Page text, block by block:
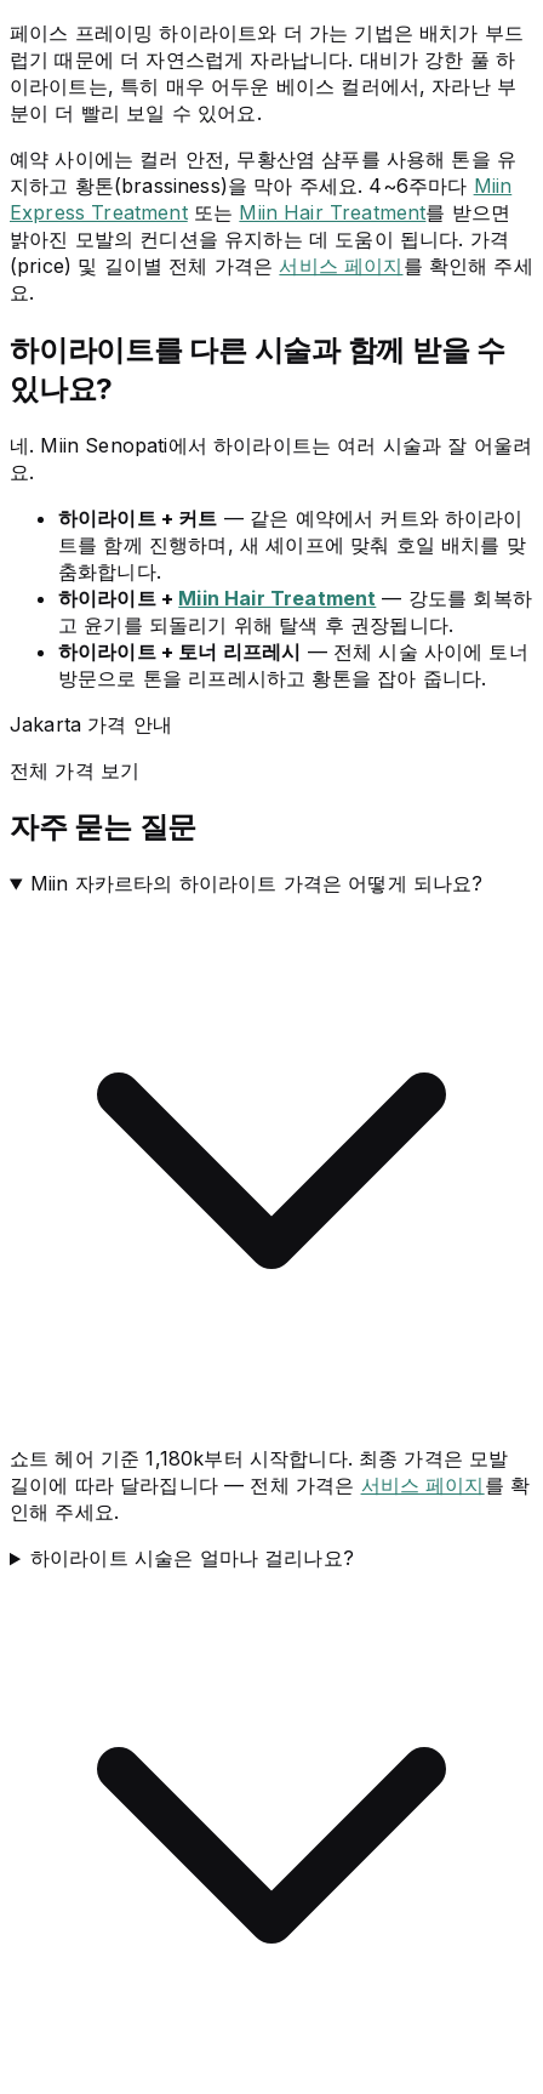
페이스 프레이밍 하이라이트와 더 가는 기법은 배치가 부드
럽기 때문에 더 자연스럽게 자라납니다. 대비가 강한 풀 하
이라이트는, 특히 매우 어두운 베이스 컬러에서, 자라난 부
분이 더 빨리 보일 수 있어요.
예약 사이에는 컬러 안전, 무황산염 샴푸를 사용해 톤을 유
지하고 황톤(brassiness)을 막아 주세요. 4~6주마다 Miin
Express Treatment또는 Miin Hair Treatment를 받으면
밝아진 모발의 컨디션을 유지하는 데 도움이 됩니다. 가격
(price) 및 길이별 전체 가격은서비스 페이지 를 확인해 주세
요.
하이라이트를 다른 시술과 함께 받을 수
있나요?
네. Miin Senopati에서 하이라이트는 여러 시술과 잘 어울려
요.
하이라이트 + 커트 — 같은 예약에서 커트와 하이라이
트를 함께 진행하며, 새 셰이프에 맞춰 호일 배치를 맞
춤화합니다.
하이라이트 + Miin Hair Treatment — 강도를 회복하
고 윤기를 되돌리기 위해 탈색 후 권장됩니다.
하이라이트 + 토너 리프레시 — 전체 시술 사이에 토너
방문으로 톤을 리프레시하고 황톤을 잡아 줍니다.
Jakarta 가격 안내
전체 가격 보기
자주 묻는 질문
Miin 자카르타의 하이라이트 가격은 어떻게 되나요?
쇼트 헤어 기준 1,180k부터 시작합니다. 최종 가격은 모발
길이에 따라 달라집니다 — 전체 가격은 서비스 페이지 를 확
인해 주세요.
하이라이트 시술은 얼마나 걸리나요?